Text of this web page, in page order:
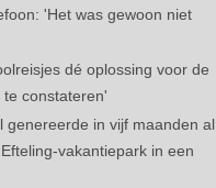
'Het was gewoon niet
dé oplossing voor de
te constateren'
genereerde in vijf maanden al
vakantiepark in een